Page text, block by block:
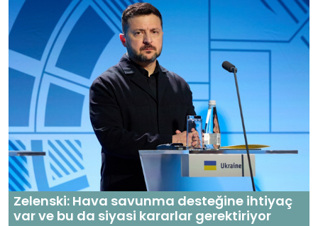
Zelenski: Hava savunma desteğine ihtiyaç
var ve bu da siyasi kararlar gerektiriyor